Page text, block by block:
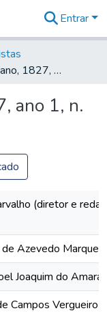
Entrar
O Farol Paulistano, 1827, ano 1, n. 54
ano 1, n.
(diretor e
Azevedo Marques
Joaquim do
Campos Vergueiro